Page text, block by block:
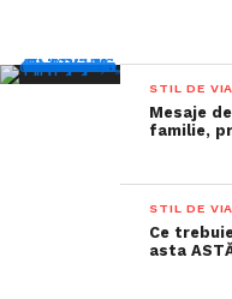
STIL DE
Mesaje
familie,
STIL DE
Ce
asta